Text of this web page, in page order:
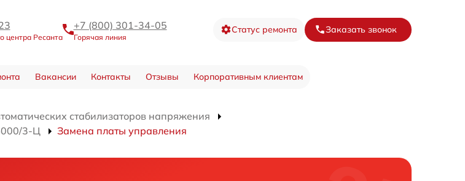
центра Ресанта
+7 (800) 301-34-05
Горячая линия
Статус ремонта Заказать звонок
Вакансии Контакты Отзывы Корпоративным клиентам
стабилизаторов напряжения
3-Ц
Замена платы управления